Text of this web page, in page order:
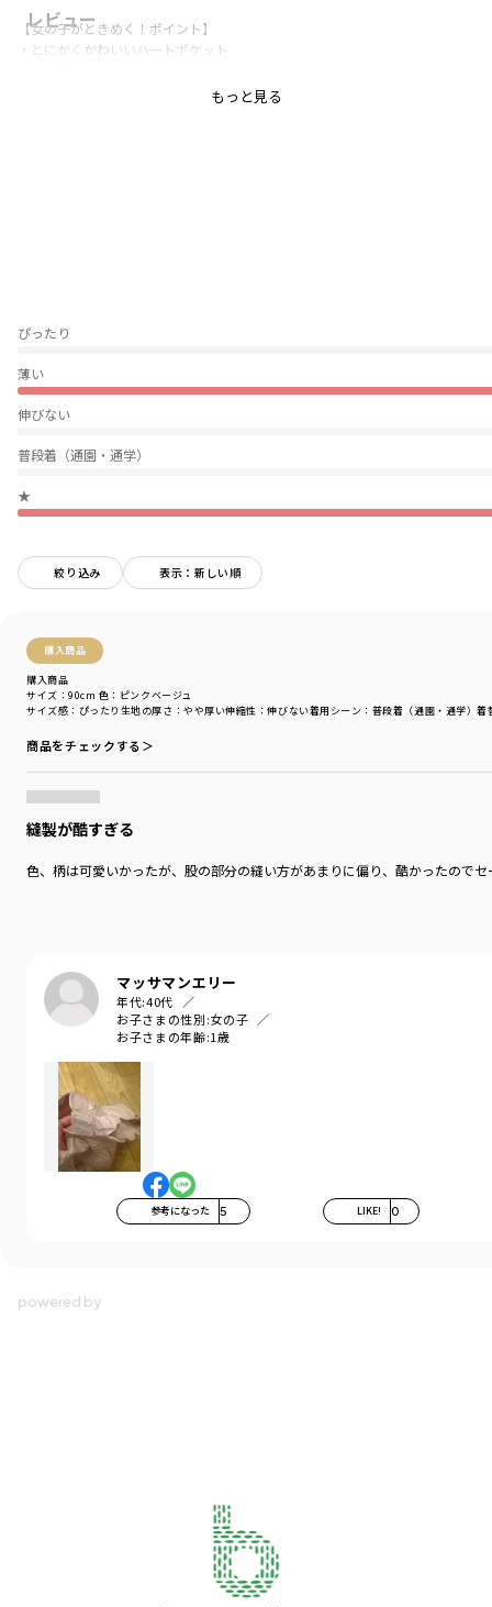
レビュー
ぴったり
薄い
伸びない
普段着（通園・通学）
★
絞り込み 表示：新しい順
購入商品
購入商品
サイズ感 ：ぴったり 生地の厚さ ：やや厚い伸縮性 ：伸びない着用シーン ：普段着（通園・通学）着
サイズ：90cm 色：ピンクベージュ
商品をチェックする＞
縫製が酷すぎる
色、柄は可愛いかったが、股の部分の縫い方があまりに偏り、酷かったので
マッサマンエリー
年代:40代
お子さまの性別:女の子
お子さまの年齢:1歳
参考になった 5 LIKE! 0
【女の子がときめく！ポイント】
・とにかくかわいいハートポケット
・ラクチンで動きやすいショートパンツ
毎日穿いて欲しいコットンキャンディショートパンツです♪
※ブラックはWEB限定カラーになります。
-----
透け感：なし
伸縮性：なし
着用イメージ/カラー：ブルー
サイズ：サイズ110
ブランド
シーズン
／ アウトレット
カラー
／ブルー
もっと見る